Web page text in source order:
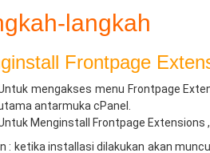
langkah
Frontpage
mengakses menu Frontpage
antarmuka cPanel.
Menginstall Frontpage Extensions ,
: ketika installasi dilakukan akan